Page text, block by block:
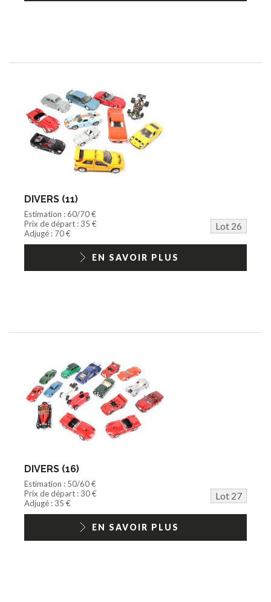
DIVERS (11)
Estimation : 60/70 €
Prix de départ : 35 €
Lot 26
Adjugé : 70 €
EN SAVOIR PLUS
DIVERS (16)
Estimation : 50/60 €
Prix de départ : 30 €
Lot 27
Adjugé : 35 €
EN SAVOIR PLUS